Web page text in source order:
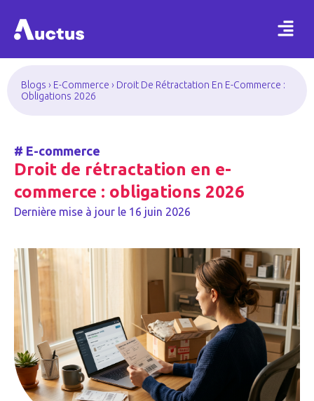
Blogs › E-Commerce › Droit De Rétractation En E-Commerce :
Obligations 2026
# E-commerce
Droit de rétractation en e-
commerce : obligations 2026
Dernière mise à jour le 16 juin 2026